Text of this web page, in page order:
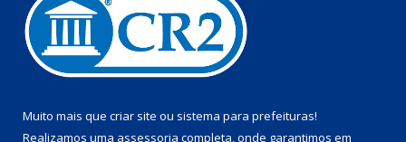
Muito mais que criar site ou sistema para prefeituras!
Realizamos uma assessoria completa, onde garantimos em